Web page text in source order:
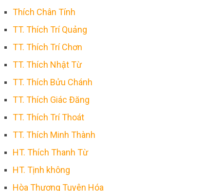
Thích Chân Tính
TT. Thích Trí Quảng
TT. Thích Trí Chơn
TT. Thích Nhật Từ
TT. Thích Bửu Chánh
TT. Thích Giác Đăng
TT. Thích Trí Thoát
TT. Thích Minh Thành
HT. Thích Thanh Từ
HT. Tịnh không
Hòa Thượng Tuyên Hóa